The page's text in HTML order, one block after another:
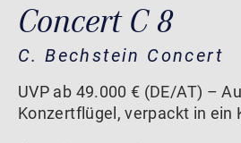
Concert C 8
C. Bechstein Concert
UVP ab 49.000 € (DE/AT) –
Konzertflügel, verpackt in ein